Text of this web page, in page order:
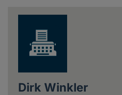
Dirk Winkler